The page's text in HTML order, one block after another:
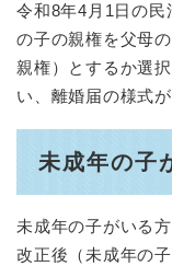
令和8年4月1日の
の子の親権を父母
親権）とするか選
い、離婚届の様式
未成年の子
未成年の子がいる
改正後（未成年の